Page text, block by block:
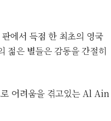
에서 득점 한 최초의 영국
젊은 별들은 감동을 간절히
어려움을 겪고있는 Al Ain